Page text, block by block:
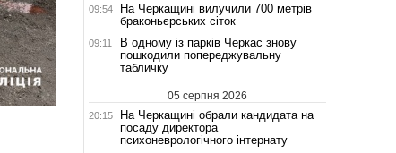
09:54
На Черкащині вилучили 700 метрів
браконьєрських сіток
09:11
В одному із парків Черкас знову
пошкодили попереджувальну
табличку
05 серпня 2026
20:15
На Черкащині обрали кандидата на
посаду директора
психоневрологічного інтернату